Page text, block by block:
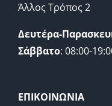
Άλλος Τρόπος 2
Δευτέρα-
Σάββατο: 08:00-
ΕΠΙΚΟΙΝΩΝΙΑ